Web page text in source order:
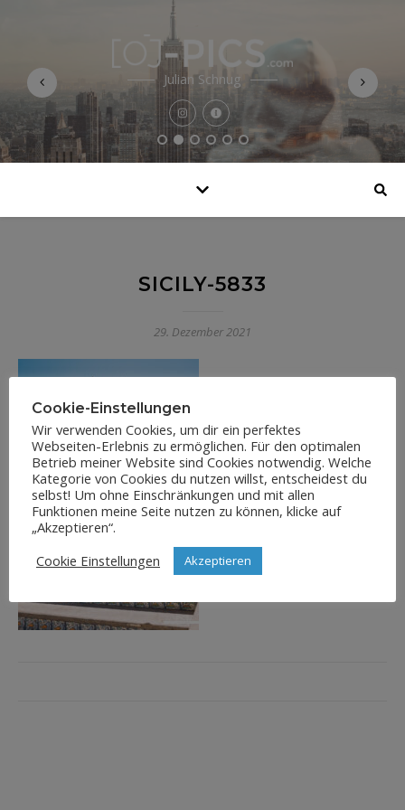
Julian Schnug
SICILY-5833
29. Dezember 2021
Cookie-Einstellungen
Wir verwenden Cookies, um dir ein perfektes
Webseiten-Erlebnis zu ermöglichen. Für den optimalen
Betrieb meiner Website sind Cookies notwendig. Welche
Kategorie von Cookies du nutzen willst, entscheidest du
selbst! Um ohne Einschränkungen und mit allen
Funktionen meine Seite nutzen zu können, klicke auf
„Akzeptieren“.
Cookie Einstellungen
Akzeptieren